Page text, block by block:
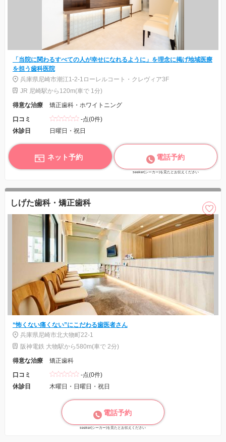
「当院に関わるすべての人が幸せになれるように」を理念に掲げ地域医療
を担う歯科医院
兵庫県尼崎市潮江1-2-1ローレルコート・クレヴィア3F
JR 尼崎駅から120m(車で 1分)
得意な治療
矯正歯科・ホワイトニング
口コミ
-点(0件)
休診日
日曜日・祝日
ネット予約 電話予約
seeker(シーカー)を見たとお伝えください
しげた歯科・矯正歯科
“怖くない痛くない”にこだわる歯医者さん
兵庫県尼崎市北大物町22-1
阪神電鉄 大物駅から580m(車で 2分)
得意な治療
矯正歯科
口コミ
-点(0件)
休診日
木曜日・日曜日・祝日
電話予約
seeker(シーカー)を見たとお伝えください